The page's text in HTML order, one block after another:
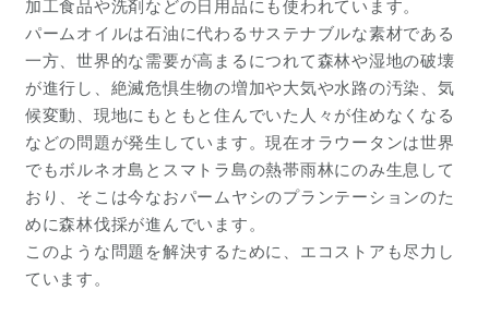
加工食品や洗剤などの日用品にも使われています。
パームオイルは石油に代わるサステナブルな素材である
一方、世界的な需要が高まるにつれて森林や湿地の破壊
が進行し、絶滅危惧生物の増加や大気や水路の汚染、気
候変動、現地にもともと住んでいた人々が住めなくなる
などの問題が発生しています。現在オラウータンは世界
でもボルネオ島とスマトラ島の熱帯雨林にのみ生息して
おり、そこは今なおパームヤシのプランテーションのた
めに森林伐採が進んでいます。
このような問題を解決するために、エコストアも尽力し
ています。